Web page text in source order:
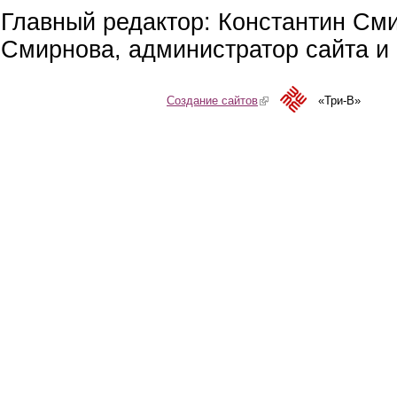
Главный редактор: Константин
Смирнова, администратор сайта
Создание сайтов(link is external)«Три-В»